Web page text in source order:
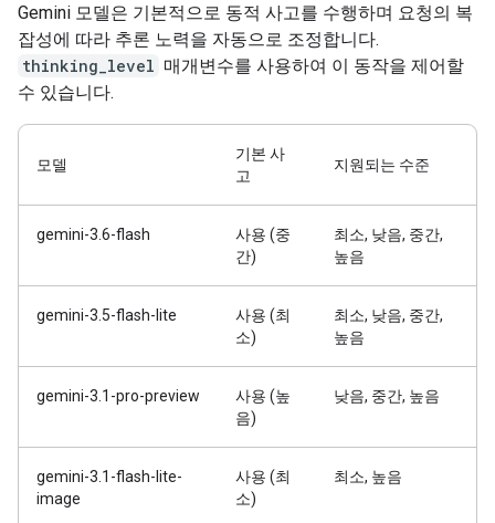
Gemini 모델은 기본적으로 동적 사고를 수행하며 요청의 복
잡성에 따라 추론 노력을 자동으로 조정합니다.
thinking_level 매개변수를 사용하여 이 동작을 제어할
수 있습니다.
모델
기본 사
고
지원되는 수준
gemini-3.6-flash
사용 (중
간)
최소, 낮음, 중간,
높음
gemini-3.5-flash-lite
사용 (최
소)
최소, 낮음, 중간,
높음
gemini-3.1-pro-preview
사용 (높
음)
낮음, 중간, 높음
gemini-3.1-flash-lite-
image
사용 (최
소)
최소, 높음